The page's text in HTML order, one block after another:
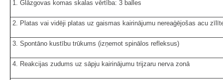
1. Glāzgovas komas skalas vērtība: 3 balles
2. Platas vai vidēji platas uz gaismas kairinājumu nereaģējošas acu
3. Spontāno kustību trūkums (izņemot spinālos refleksus)
4. Reakcijas zudums uz sāpju kairinājumu trijzaru nerva zonā